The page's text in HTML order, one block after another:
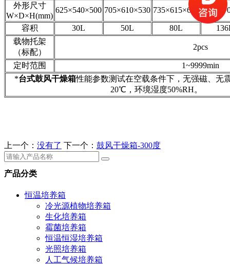
外形尺寸
W×D×H(mm)
625×540×500 705×610×530 735×615×630
容积 30L 50L 80L
载物托架
（标配）
2pcs
定时范围
1~9999min
*台式鼓风干燥箱性能参数测试在空载条件下，无强磁、无
20℃，环境湿度50%RH。
上一个： 没有了 下一个： 鼓风干燥箱-300度
产品分类
恒温培养箱
冷光源植物培养箱
生化培养箱
霉菌培养箱
恒温恒湿培养箱
光照培养箱
人工气候培养箱